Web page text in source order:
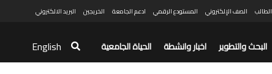
الطالب الصف الإلكتروني المستودع الرقمي ادعم الجامعة الخريجين البريد الالكتروني
البحث والتطوير اخبار وانشطة الحياة الجامعية English